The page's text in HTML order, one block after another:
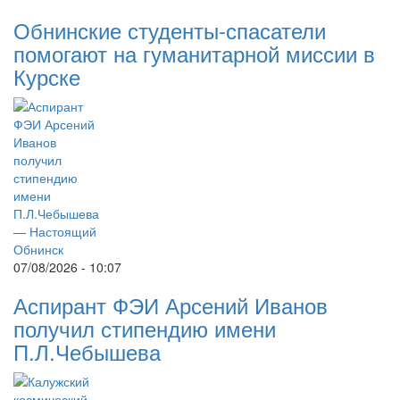
Обнинские студенты-спасатели
помогают на гуманитарной миссии в
Курске
07/08/2026 - 10:07
Аспирант ФЭИ Арсений Иванов
получил стипендию имени
П.Л.Чебышева